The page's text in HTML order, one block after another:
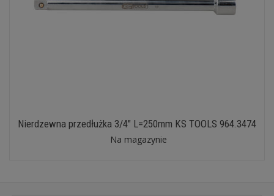
Nierdzewna przedłużka 3/4" L=250mm KS TOOLS 964.3474
Na magazynie